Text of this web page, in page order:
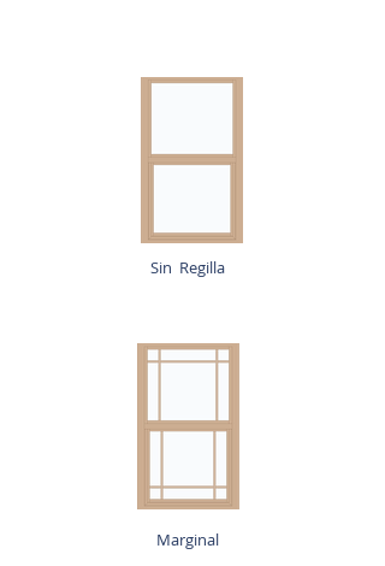
Sin Regilla
Marginal